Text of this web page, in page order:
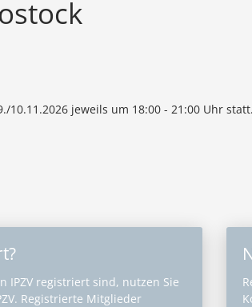
jeweils um 18:00 - 21:00 Uhr statt.
IPZV registriert sind, nutzen Sie
Registrierte Mitglieder